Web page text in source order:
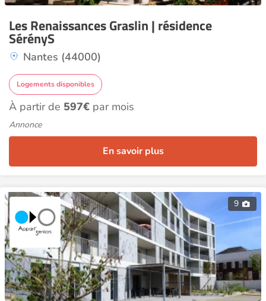
Les Renaissances Graslin | résidence
SérényS
Nantes (44000)
Logements disponibles
À partir de 597€ par mois
Annonce
En savoir plus
9